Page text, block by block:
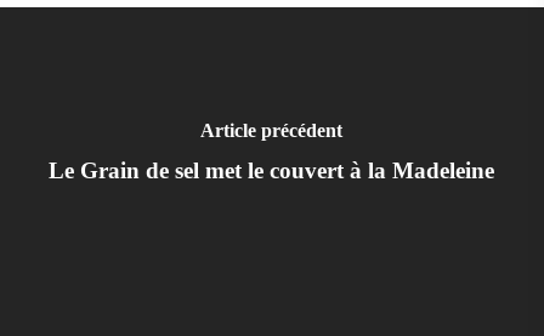
Article précédent
Le Grain de sel met le couvert à la Madeleine